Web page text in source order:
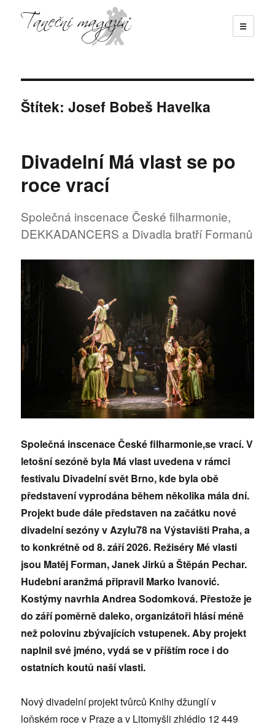
☰
Štítek:Josef Bobeš Havelka
Divadelní Má vlast se po
roce vrací
Společná inscenace České filharmonie,
DEKKADANCERS a Divadla bratří Formanů
Společná inscenace České filharmonie,se vrací. V
letošní sezóně byla Má vlast uvedena v rámci
festivalu Divadelní svět Brno, kde byla obě
představení vyprodána během několika mála dní.
Projekt bude dále představen na začátku nové
divadelní sezóny v Azylu78 na Výstavišti Praha, a
to konkrétně od 8. září 2026. Režiséry Mé vlasti
jsou Matěj Forman, Janek Jirků a Štěpán Pechar.
Hudební aranžmá připravil Marko Ivanović.
Kostýmy navrhla Andrea Sodomková. Přestože je
do září poměrně daleko, organizátoři hlásí méně
než polovinu zbývajících vstupenek. Aby projekt
naplnil své jméno, vydá se v příštím roce i do
ostatních koutů naší vlasti.
Nový divadelní projekt tvůrců Knihy džunglí v
loňském roce v Praze a v Litomyšli zhlédlo 12 449